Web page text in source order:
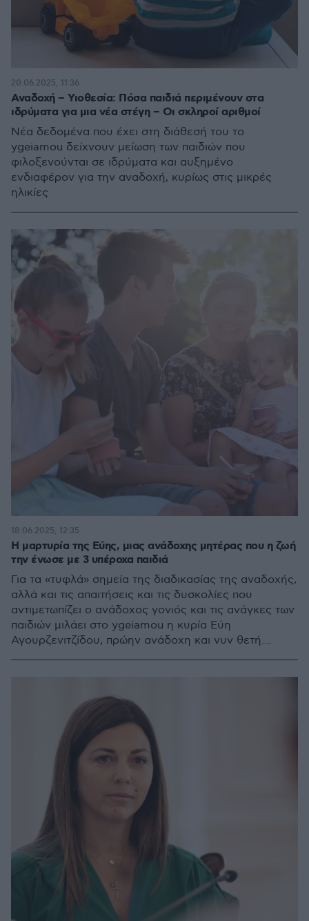
Αναδοχή – Υιοθεσία: Πόσα παιδιά περιμένουν στα
ιδρύματα για μια νέα στέγη – Οι σκληροί αριθμοί
Νέα δεδομένα που έχει στη διάθεσή του το
ygeiamou δείχνουν μείωση των παιδιών που
φιλοξενούνται σε ιδρύματα και αυξημένο
ενδιαφέρον για την αναδοχή, κυρίως στις μικρές
ηλικίες
20.06.2025, 11:36
Η μαρτυρία της Εύης, μιας ανάδοχης μητέρας που η ζωή
την ένωσε με 3 υπέροχα παιδιά
Για τα «τυφλά» σημεία της διαδικασίας της αναδοχής,
αλλά και τις απαιτήσεις και τις δυσκολίες που
αντιμετωπίζει ο ανάδοχος γονιός και τις ανάγκες των
παιδιών μιλάει στο ygeiamou η κυρία Εύη
Αγουρζενιτζίδου, πρώην ανάδοχη και νυν θετή
18.06.2025, 12:35